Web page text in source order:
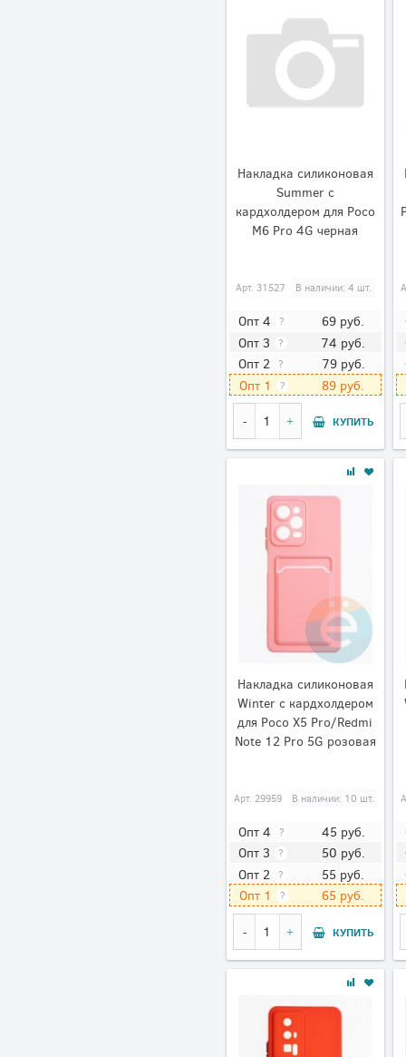
Накладка силиконовая
Summer с
кардхолдером для Poco
M6 Pro 4G черная
Арт. 31527 В наличии: 4 шт.
Опт 4 ? 69 руб.
Опт 3 ? 74 руб.
Опт 2 ? 79 руб.
Опт 1 ? 89 руб.
КУПИТЬ
Накладка силиконовая
Winter с кардхолдером
для Poco X5 Pro/Redmi
Note 12 Pro 5G розовая
Арт. 29959 В наличии: 10 шт.
Опт 4 ? 45 руб.
Опт 3 ? 50 руб.
Опт 2 ? 55 руб.
Опт 1 ? 65 руб.
КУПИТЬ